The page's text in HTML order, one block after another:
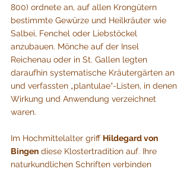
800) ordnete an, auf allen Krongütern
bestimmte Gewürze und Heilkräuter wie
Salbei, Fenchel oder Liebstöckel
anzubauen. Mönche auf der Insel
Reichenau oder in St. Gallen legten
daraufhin systematische Kräutergärten an
und verfassten „plantulae“-Listen, in denen
Wirkung und Anwendung verzeichnet
waren.
Im Hochmittelalter griff Hildegard von
Bingen diese Klostertradition auf. Ihre
naturkundlichen Schriften verbinden